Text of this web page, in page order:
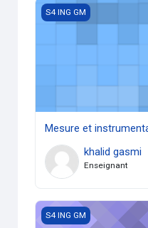
Mesure et
S4 ING GM
Mesure et
khalid gasmi
Enseignant
Méthodes numériques
S4 ING GM